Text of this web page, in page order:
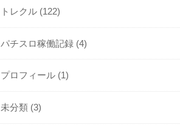
トレクル (122)
パチスロ稼働記録 (4)
プロフィール (1)
未分類 (3)